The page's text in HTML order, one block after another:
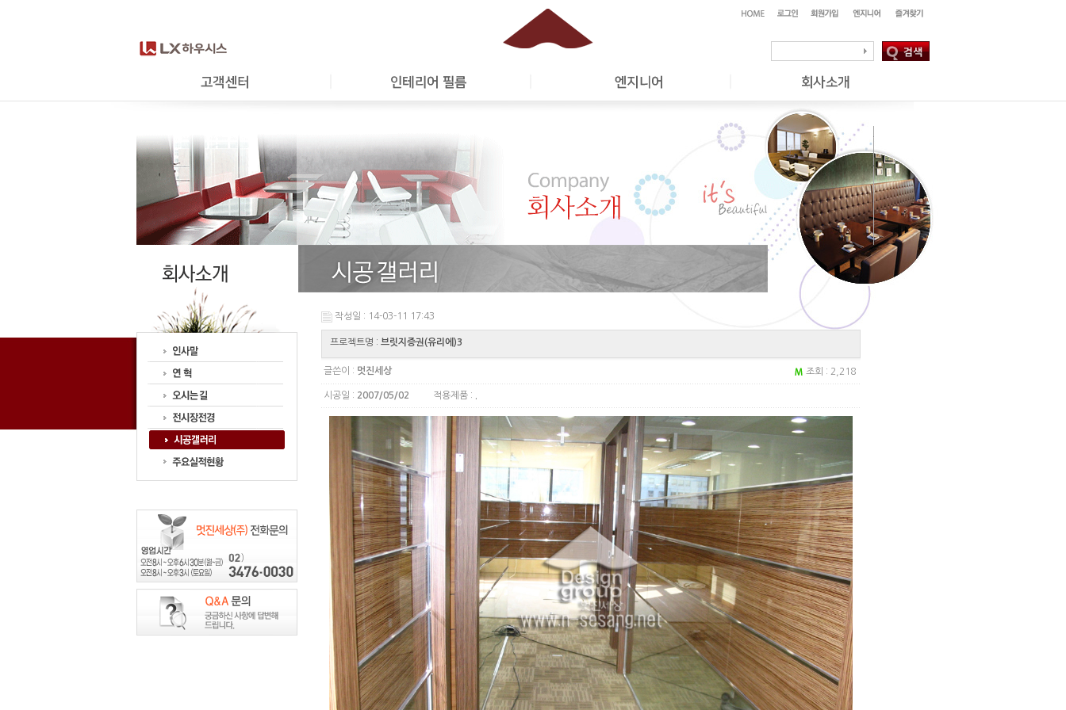
작성일 : 14-03-11 17:43
프로젝트명 : 브릿지증권(유리에)3
글쓴이 : 멋진세상 조회 : 2,218
시공일 : 2007/05/02 적용제품 :